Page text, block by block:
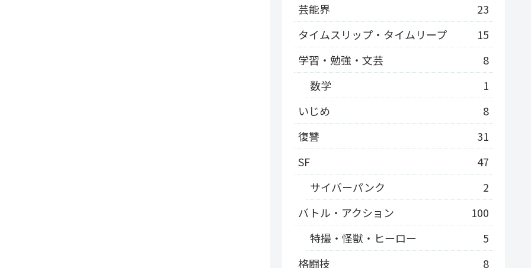
芸能界
23
タイムスリップ・タイムリープ
15
学習・勉強・文芸
8
数学
1
いじめ
8
復讐
31
SF
47
サイバーパンク
2
バトル・アクション
100
特撮・怪獣・ヒーロー
5
格闘技
8